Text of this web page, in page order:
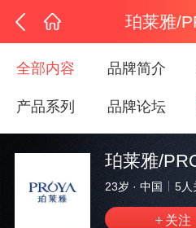
珀莱雅/
全部内容 品牌简介
产品系列 品牌论坛
珀莱雅/
23岁 · 中国 5